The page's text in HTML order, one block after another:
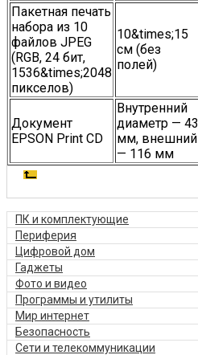
Пакетная печать
набора из 10
файлов JPEG
(RGB, 24 бит,
1536&times;2048
пикселов)
10&times;15
см (без
полей)
Документ
EPSON Print CD
Внутренний
диаметр — 43
мм, внешний
— 116 мм
ПК и комплектующие
Периферия
Цифровой дом
Гаджеты
Фото и видео
Программы и утилиты
Мир интернет
Безопасность
Сети и телекоммуникации